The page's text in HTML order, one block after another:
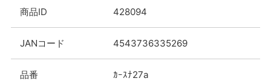
商品ID 428094
JANコード 4543736335269
品番 ｶｰｽﾅ27a